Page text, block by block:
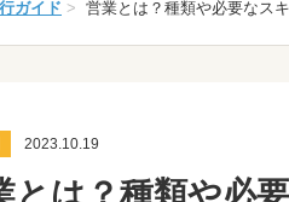
ガイド > 営業とは？種類や必要なス
2023.10.19
とは？種類や必